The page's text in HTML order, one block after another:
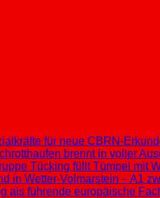
für neue CBRN-
brennt in voller
Tücking füllt Tümpel mit
in Wetter-Volmarstein – A1
als führende europäische